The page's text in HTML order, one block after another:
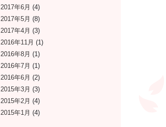
2017年6月 (4)
2017年5月 (8)
2017年4月 (3)
2016年11月 (1)
2016年8月 (1)
2016年7月 (1)
2016年6月 (2)
2015年3月 (3)
2015年2月 (4)
2015年1月 (4)